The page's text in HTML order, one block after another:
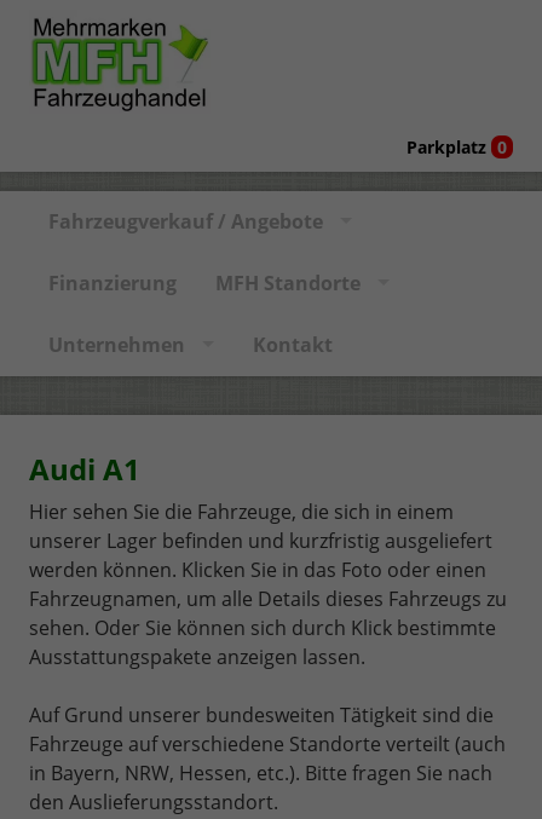
Parkplatz 0
Fahrzeugverkauf / Angebote
Finanzierung MFH Standorte
Unternehmen Kontakt
Audi A1
Hier sehen Sie die Fahrzeuge, die sich in einem
unserer Lager befinden und kurzfristig ausgeliefert
werden können. Klicken Sie in das Foto oder einen
Fahrzeugnamen, um alle Details dieses Fahrzeugs zu
sehen. Oder Sie können sich durch Klick bestimmte
Ausstattungspakete anzeigen lassen.
Auf Grund unserer bundesweiten Tätigkeit sind die
Fahrzeuge auf verschiedene Standorte verteilt (auch
in Bayern, NRW, Hessen, etc.). Bitte fragen Sie nach
den Auslieferungsstandort.